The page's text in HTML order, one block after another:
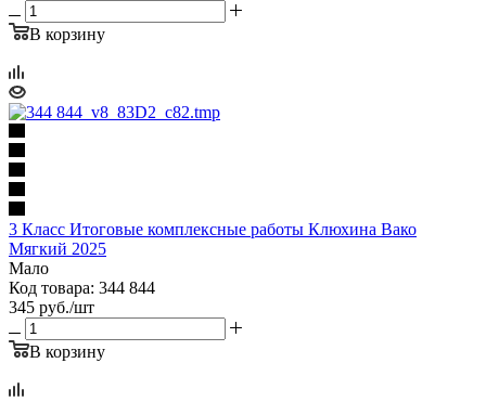
В корзину
3 Класс Итоговые комплексные работы Клюхина Вако
Мягкий 2025
Мало
Код товара: 344 844
345 руб./шт
В корзину